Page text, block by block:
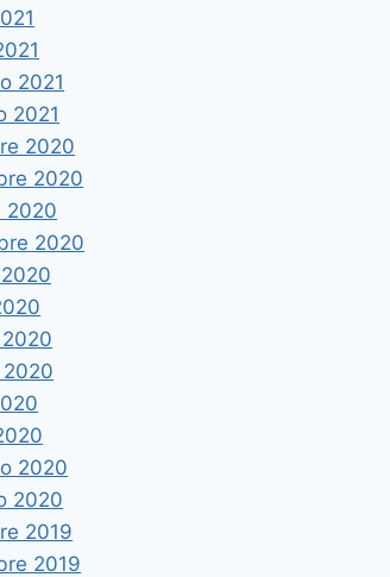
2021
2021
2020
2020
2020
2020
2020
2020
2019
2019